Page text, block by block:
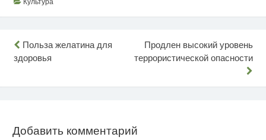
Навигация
по
записям
Польза желатина для
здоровья
Продлен высокий уровень
террористической опасности
Добавить комментарий